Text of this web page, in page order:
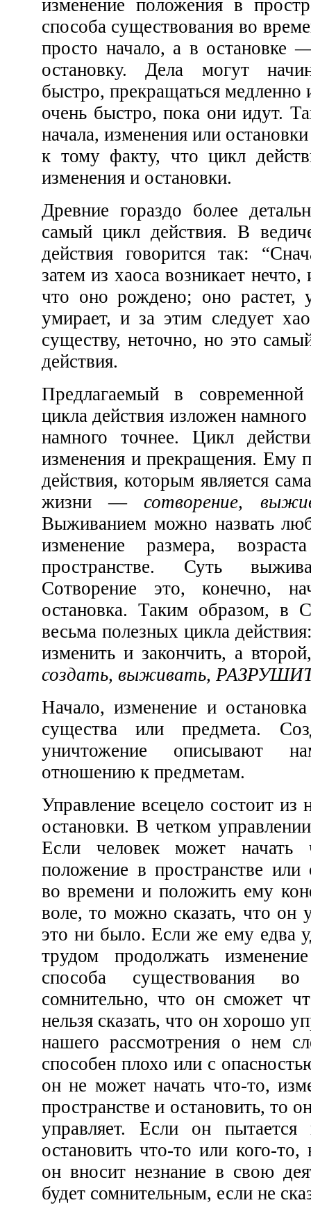
изменение положения в пространстве или изменение
способа существования во времени. В начале мы имеем
просто начало, а в остановке — просто
остановку. Дела могут начинаться
быстро, прекращаться медленно или быстро,
очень быстро, пока они идут. Таким образом, скорость
начала, изменения или остановки имеет мало отношения
к тому факту, что цикл действия состоит из начала,
изменения и остановки.
Древние гораздо более детально рассматривали этот
самый цикл действия. В ведических гимнах о цикле
действия говорится так: “Сначала существует хаос;
затем из хаоса возникает нечто, и о нем можно сказать,
что оно рождено; оно растет, укрепляется, слабеет и
умирает, и за этим следует
существу, неточно, но это самый
действия.
Предлагаемый в современной Саентологии
цикла действия изложен намного проще и в то же время
намного точнее. Цикл действия состоит из начала,
изменения и прекращения. Ему параллелен другой цикл
действия, которым является сама
жизни —
Выживанием можно назвать любое изменение,
изменение размера, возраста или
пространстве. Суть выживания
Сотворение это, конечно, начало,
остановка. Таким образом, в Саентологии у нас два
весьма полезных цикла действия: первый из них начать,
создать, выживать,
Начало, изменение и остановка описывают состояния
существа или предмета. Создание, выживание и
уничтожение описывают намерения жизни по
отношению к предметам.
Управление всецело состоит из начинания, изменения и
остановки. В четком управлении нет других факторов.
Если человек может начать что-то, изменить его
положение в пространстве или способ существования
во времени и положить ему конец, и все это по своей
воле, то можно сказать, что он
это ни было. Если же ему едва
трудом продолжать изменение его
способа существования во
сомнительно, что он сможет что-либо
нельзя сказать, что он хорошо управляет этим, а в плане
нашего рассмотрения о нем следует сказать, что он
способен плохо или с опасностью управлять этим. Если
он не может начать что-то, изменить его положение в
пространстве и остановить, то он,
управляет. Если он пытается начать,
остановить что-то или кого-то, не делая это
он вносит незнание в свою деятельность, и результат
будет сомнительным,